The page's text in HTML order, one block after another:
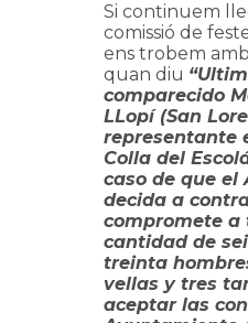
Si continuem
comissió de
ens trobem
quan diu
comparecido
LLopí (San
representante
Colla del
caso de que el
decida a
compromete a
cantidad de
treinta
vellas y tres
aceptar las